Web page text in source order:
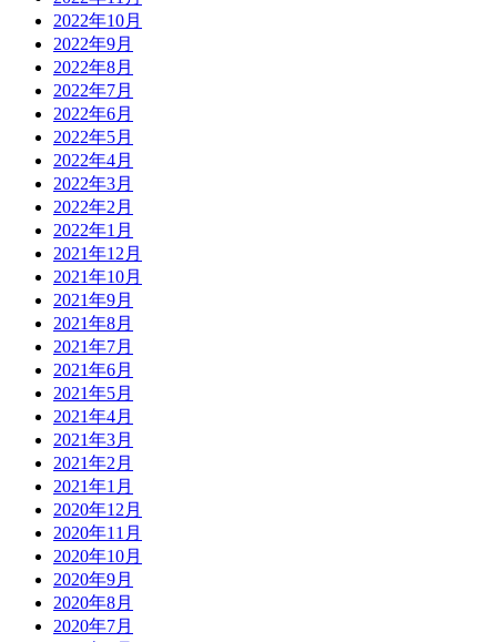
2022年10月
2022年9月
2022年8月
2022年7月
2022年6月
2022年5月
2022年4月
2022年3月
2022年2月
2022年1月
2021年12月
2021年10月
2021年9月
2021年8月
2021年7月
2021年6月
2021年5月
2021年4月
2021年3月
2021年2月
2021年1月
2020年12月
2020年11月
2020年10月
2020年9月
2020年8月
2020年7月